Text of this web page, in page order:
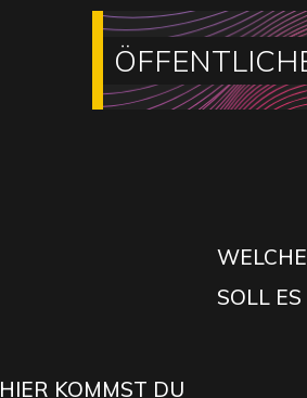
HIER KOMMST DU
SOLL ES